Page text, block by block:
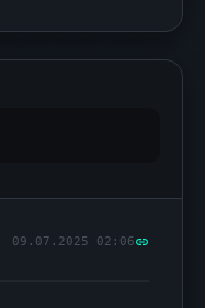
09.07.2025 02:06